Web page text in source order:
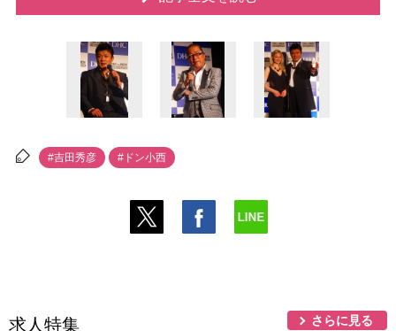
#吉田秀彦 #ドン小西
求人特集 さらに見る